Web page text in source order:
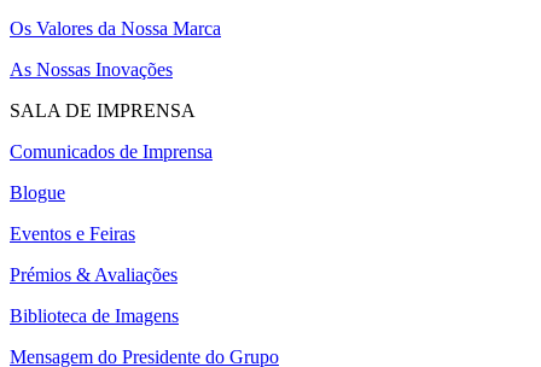
Os Valores da Nossa Marca
As Nossas Inovações
SALA DE IMPRENSA
Comunicados de Imprensa
Blogue
Eventos e Feiras
Prémios & Avaliações
Biblioteca de Imagens
Mensagem do Presidente do Grupo